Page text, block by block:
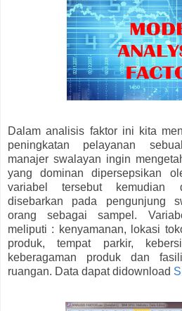
Dalam analisis faktor ini kita
peningkatan pelayanan
manajer swalayan ingin
yang dominan dipersepsikan
variabel tersebut kemudian
disebarkan pada pengunjung
orang sebagai sampel.
meliputi : kenyamanan, lokasi
produk, tempat parkir,
keberagaman produk dan
ruangan. Data dapat didownload